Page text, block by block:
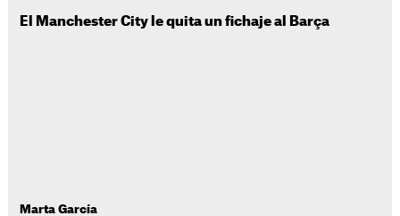
El Manchester City le quita un fichaje al Barça
Marta García